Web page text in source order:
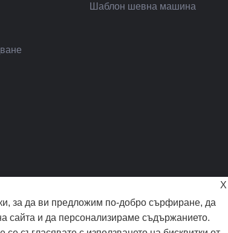
Шаблон шевна машина
X
за да ви предложим по-добро сърфиране, да
сайта и да персонализираме съдържанието.